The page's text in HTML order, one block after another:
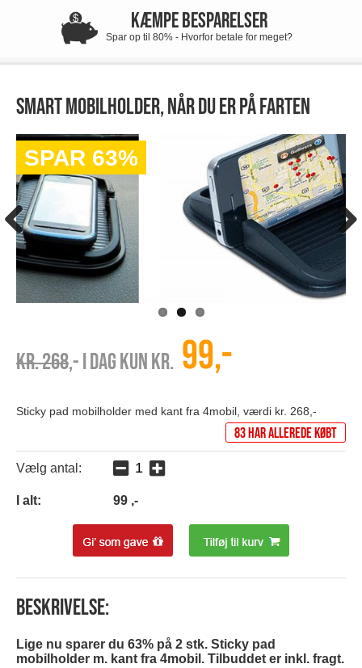
KÆMPE BESPARELSER
Spar op til 80% - Hvorfor betale for meget?
Smart mobilholder, når du er på farten
SPAR 63%
Kr. 268,- I dag kun kr. 99,-
Sticky pad mobilholder med kant fra 4mobil, værdi kr. 268,-
83 har allerede købt
Vælg antal:
I alt: 99 ,-
Beskrivelse:
Lige nu sparer du 63% på 2 stk. Sticky pad
mobilholder m. kant fra 4mobil. Tilbuddet er inkl. fragt.